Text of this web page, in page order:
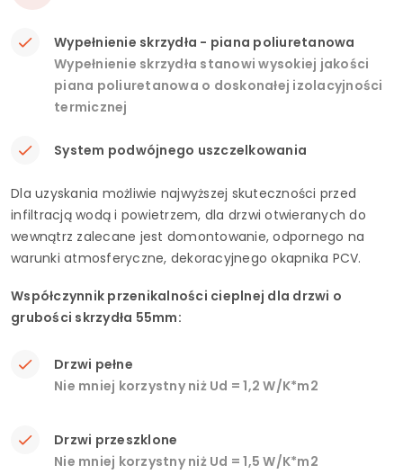
Wypełnienie skrzydła - piana poliuretanowa
Wypełnienie skrzydła stanowi wysokiej jakości
piana poliuretanowa o doskonałej izolacyjności
termicznej
System podwójnego uszczelkowania
Dla uzyskania możliwie najwyższej skuteczności przed
infiltracją wodą i powietrzem, dla drzwi otwieranych do
wewnątrz zalecane jest domontowanie, odpornego na
warunki atmosferyczne, dekoracyjnego okapnika PCV.
Współczynnik przenikalności cieplnej dla drzwi o
grubości skrzydła 55mm:
Drzwi pełne
Nie mniej korzystny niż Ud = 1,2 W/K*m2
Drzwi przeszklone
Nie mniej korzystny niż Ud = 1,5 W/K*m2